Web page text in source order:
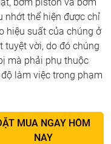
nhớt thể hiện được chỉ
hiệu suất của chúng ở
tuyệt vời, do đó chúng
mà phải phụ thuộc
làm việc trong phạm
MUA NGAY HÔM
NAY